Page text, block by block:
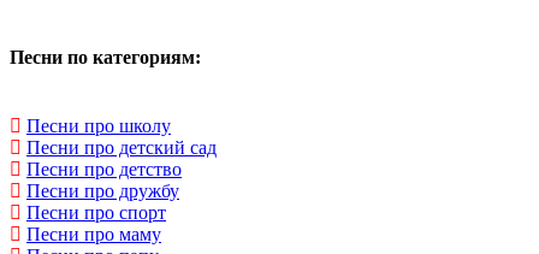
Песни по категориям:
Песни про школу
Песни про детский сад
Песни про детство
Песни про дружбу
Песни про спорт
Песни про маму